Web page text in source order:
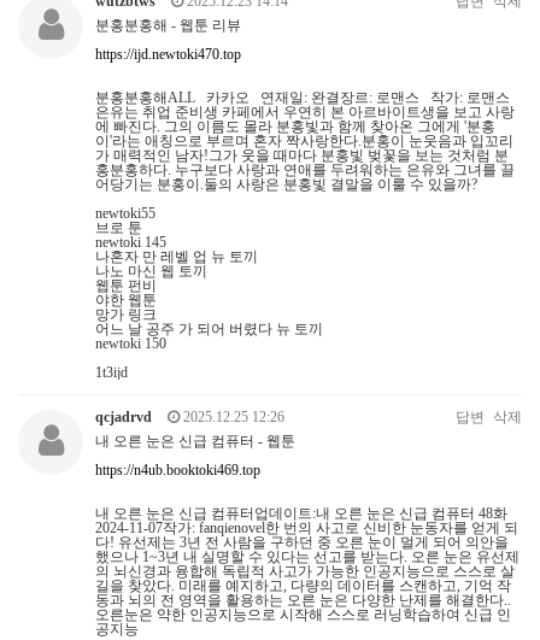
분홍분홍해 - 웹툰 리뷰
https://ijd.newtoki470.top
분홍분홍해ALL 카카오 연재일: 완결장르: 로맨스 작가: 로맨스
은유는 취업 준비생 카페에서 우연히 본 아르바이트생을 보고 사랑
에 빠진다. 그의 이름도 몰라 분홍빛과 함께 찾아온 그에게 '분홍
이'라는 애칭으로 부르며 혼자 짝사랑한다.분홍이 눈웃음과 입꼬리
가 매력적인 남자!그가 웃을 때마다 분홍빛 벚꽃을 보는 것처럼 분
홍분홍하다. 누구보다 사랑과 연애를 두려워하는 은유와 그녀를 끌
어당기는 분홍이.둘의 사랑은 분홍빛 결말을 이룰 수 있을까?
newtoki55
브로 툰
newtoki 145
나혼자 만 레벨 업 뉴 토끼
나노 마신 웹 토끼
웹툰 펀비
야한 웹툰
망가 링크
어느 날 공주 가 되어 버렸다 뉴 토끼
newtoki 150
1t3ijd
qcjadrvd 2025.12.25 12:26 답변
삭제
내 오른 눈은 신급 컴퓨터 - 웹툰
https://n4ub.booktoki469.top
내 오른 눈은 신급 컴퓨터업데이트:내 오른 눈은 신급 컴퓨터 48화
2024-11-07작가: fanqienovel한 번의 사고로 신비한 눈동자를 얻게 되
다! 유선제는 3년 전 사람을 구하던 중 오른 눈이 멀게 되어 의안을
했으나 1~3년 내 실명할 수 있다는 선고를 받는다. 오른 눈은 유선제
의 뇌신경과 융합해 독립적 사고가 가능한 인공지능으로 스스로 살
길을 찾았다. 미래를 예지하고, 다량의 데이터를 스캔하고, 기억 작
동과 뇌의 전 영역을 활용하는 오른 눈은 다양한 난제를 해결한다..
오른눈은 약한 인공지능으로 시작해 스스로 러닝학습하여 신급 인
공지능